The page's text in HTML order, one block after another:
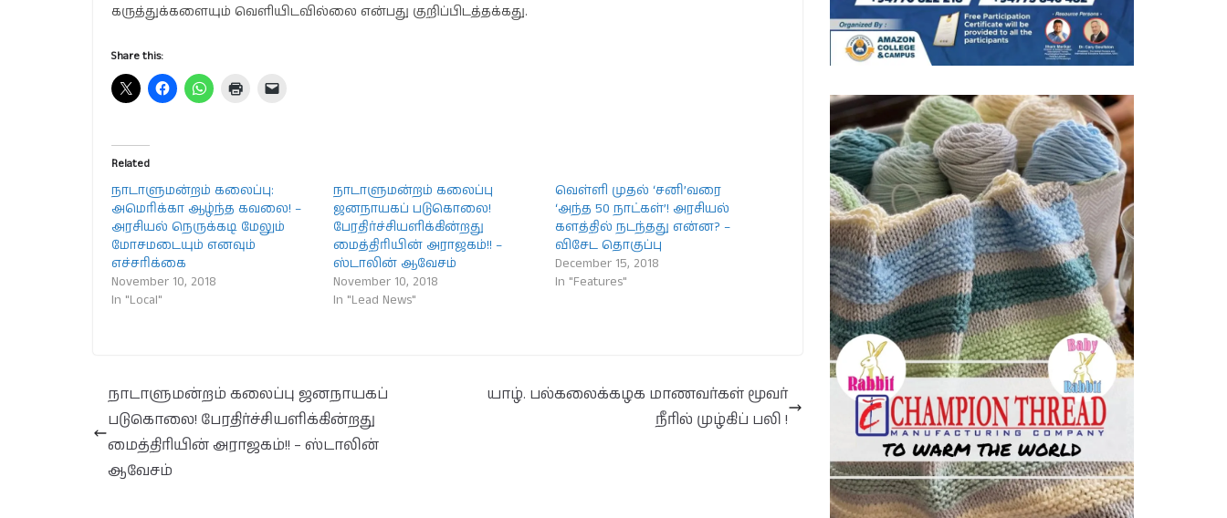
கருத்துக்களையும் வெளியிடவில்லை என்பது குறிப்பிடத்தக்கது.
Share this:
Related
நாடாளுமன்றம் கலைப்பு:
அமெரிக்கா ஆழ்ந்த கவலை! –
அரசியல் நெருக்கடி மேலும்
மோசமடையும் எனவும்
எச்சரிக்கை
November 10, 2018
In "Local"
நாடாளுமன்றம் கலைப்பு
ஜனநாயகப் படுகொலை!
பேரதிர்ச்சியளிக்கின்றது
மைத்திரியின் அராஜகம்!! –
ஸ்டாலின் ஆவேசம்
November 10, 2018
In "Lead News"
வெள்ளி முதல் ‘சனி’வரை
‘அந்த 50 நாட்கள்’! அரசியல்
களத்தில் நடந்தது என்ன? –
விசேட தொகுப்பு
December 15, 2018
In "Features"
நாடாளுமன்றம் கலைப்பு ஜனநாயகப்
படுகொலை! பேரதிர்ச்சியளிக்கின்றது
மைத்திரியின் அராஜகம்!! – ஸ்டாலின்
ஆவேசம்
யாழ். பல்கலைக்கழக மாணவர்கள் மூவர்
நீரில் முழ்கிப் பலி !